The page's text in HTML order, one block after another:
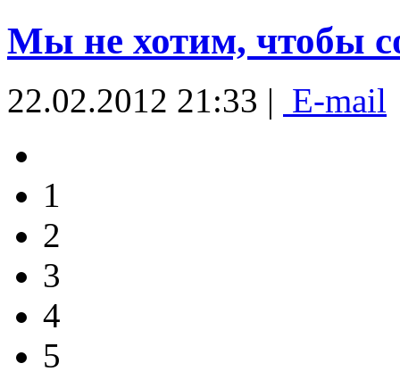
Мы не хотим, чтобы
22.02.2012 21:33 | E-mail
1
2
3
4
5